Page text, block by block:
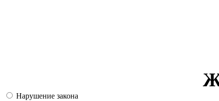
Нарушение закона